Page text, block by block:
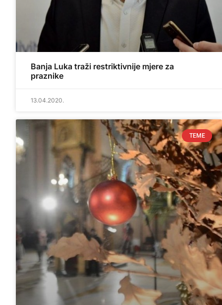
Banja Luka traži restriktivnije mjere za
praznike
13.04.2020.
TEME